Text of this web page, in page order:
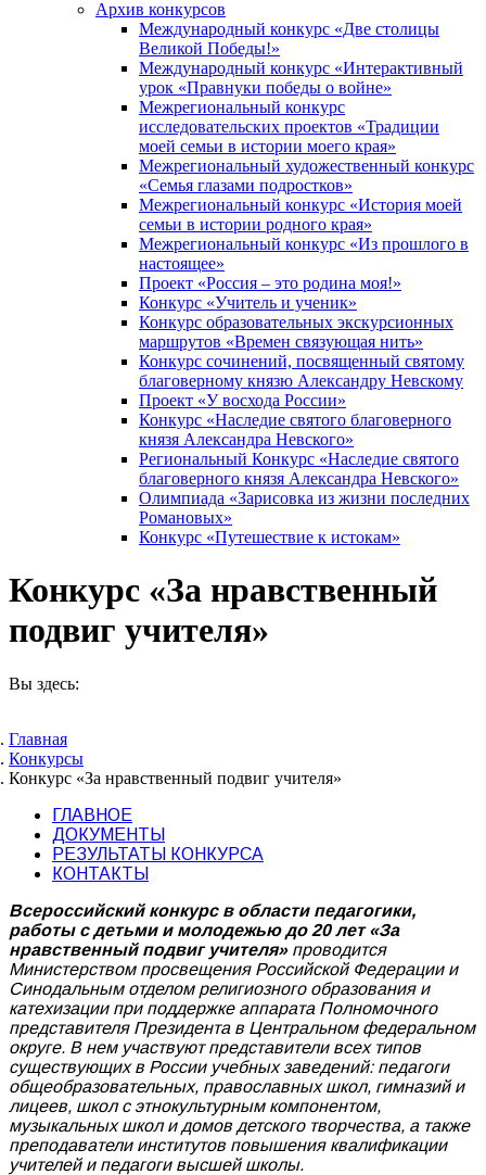
Архив конкурсов
Международный конкурс «Две столицы
Великой Победы!»
Международный конкурс «Интерактивный
урок «Правнуки победы о войне»
Межрегиональный конкурс
исследовательских проектов «Традиции
моей семьи в истории моего края»
Межрегиональный художественный конкурс
«Семья глазами подростков»
Межрегиональный конкурс «История моей
семьи в истории родного края»
Межрегиональный конкурс «Из прошлого в
настоящее»
Проект «Россия – это родина моя!»
Конкурс «Учитель и ученик»
Конкурс образовательных экскурсионных
маршрутов «Времен связующая нить»
Конкурс сочинений, посвященный святому
благоверному князю Александру Невскому
Проект «У восхода России»
Конкурс «Наследие святого благоверного
князя Александра Невского»
Региональный Конкурс «Наследие святого
благоверного князя Александра Невского»
Олимпиада «Зарисовка из жизни последних
Романовых»
Конкурс «Путешествие к истокам»
Конкурс «За нравственный
подвиг учителя»
Вы здесь:
Главная
Конкурсы
Конкурс «За нравственный подвиг учителя»
ГЛАВНОЕ
ДОКУМЕНТЫ
РЕЗУЛЬТАТЫ КОНКУРСА
КОНТАКТЫ
Всероссийский конкурс в области педагогики,
работы с детьми и молодежью до 20 лет «За
нравственный подвиг учителя» проводится
Министерством просвещения Российской Федерации и
Синодальным отделом религиозного образования и
катехизации при поддержке аппарата Полномочного
представителя Президента в Центральном федеральном
округе. В нем участвуют представители всех типов
существующих в России учебных заведений: педагоги
общеобразовательных, православных школ, гимназий и
лицеев, школ с этнокультурным компонентом,
музыкальных школ и домов детского творчества, а также
преподаватели институтов повышения квалификации
учителей и педагоги высшей школы.